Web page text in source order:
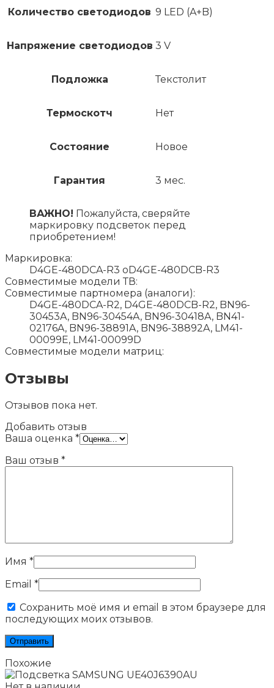
Количество светодиодов 9 LED (A+B)
Напряжение светодиодов 3 V
Подложка Текстолит
Термоскотч Нет
Состояние Новое
Гарантия 3 мес.
ВАЖНО! Пожалуйста, сверяйте
маркировку подсветок перед
приобретением!
Маркировка:
D4GE-480DCA-R3 oD4GE-480DCB-R3
Совместимые модели ТВ:
Совместимые партномера (аналоги):
D4GE-480DCA-R2, D4GE-480DCB-R2, BN96-
30453A, BN96-30454A, BN96-30418A, BN41-
02176A, BN96-38891A, BN96-38892A, LM41-
00099E, LM41-00099D
Совместимые модели матриц:
Отзывы
Отзывов пока нет.
Добавить отзыв
Ваша оценка *
Ваш отзыв *
Имя *
Email *
Сохранить моё имя и email в этом браузере для
последующих моих отзывов.
Похожие